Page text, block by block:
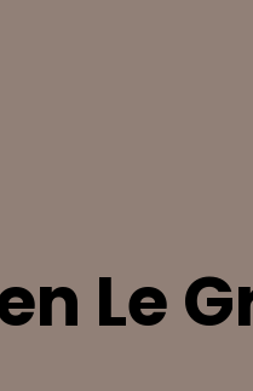
Le